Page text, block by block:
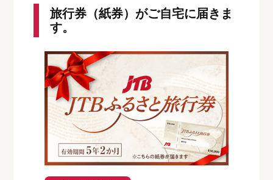
旅行券（紙券）がご自宅に届きま
す。